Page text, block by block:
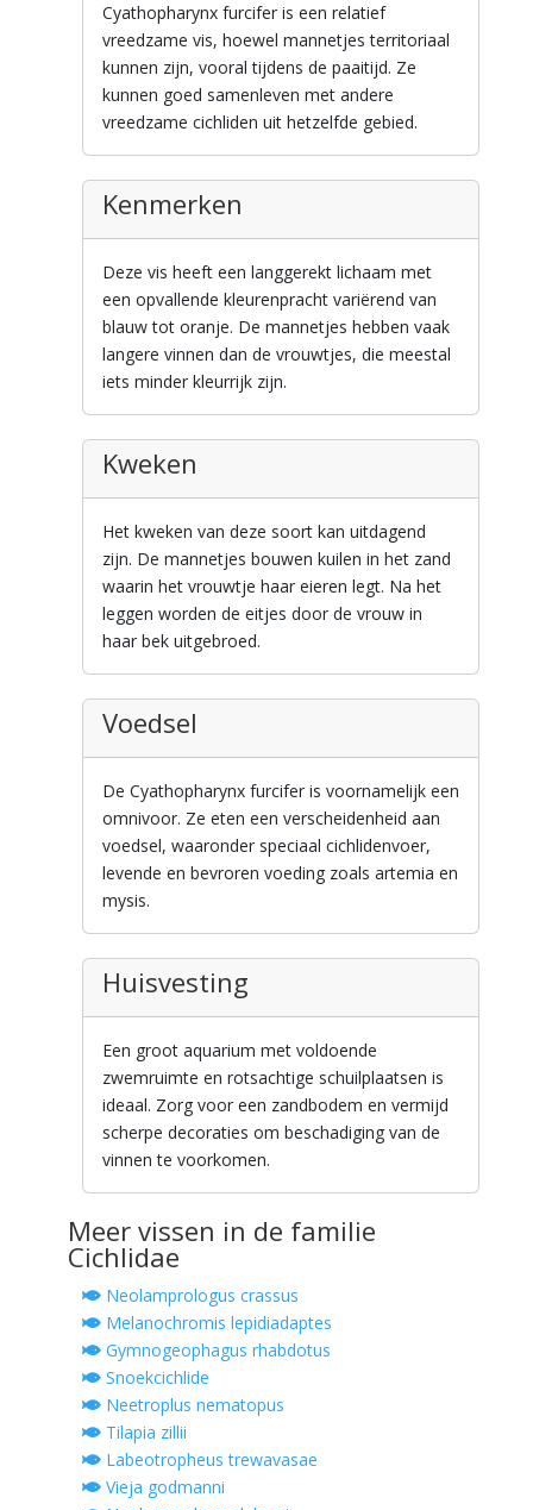
Cyathopharynx furcifer is een relatief
vreedzame vis, hoewel mannetjes territoriaal
kunnen zijn, vooral tijdens de paaitijd. Ze
kunnen goed samenleven met andere
vreedzame cichliden uit hetzelfde gebied.
Kenmerken
Deze vis heeft een langgerekt lichaam met
een opvallende kleurenpracht variërend van
blauw tot oranje. De mannetjes hebben vaak
langere vinnen dan de vrouwtjes, die meestal
iets minder kleurrijk zijn.
Kweken
Het kweken van deze soort kan uitdagend
zijn. De mannetjes bouwen kuilen in het zand
waarin het vrouwtje haar eieren legt. Na het
leggen worden de eitjes door de vrouw in
haar bek uitgebroed.
Voedsel
De Cyathopharynx furcifer is voornamelijk een
omnivoor. Ze eten een verscheidenheid aan
voedsel, waaronder speciaal cichlidenvoer,
levende en bevroren voeding zoals artemia en
mysis.
Huisvesting
Een groot aquarium met voldoende
zwemruimte en rotsachtige schuilplaatsen is
ideaal. Zorg voor een zandbodem en vermijd
scherpe decoraties om beschadiging van de
vinnen te voorkomen.
Meer vissen in de familie
Cichlidae
Neolamprologus crassus
Melanochromis lepidiadaptes
Gymnogeophagus rhabdotus
Snoekcichlide
Neetroplus nematopus
Tilapia zillii
Labeotropheus trewavasae
Vieja godmanni